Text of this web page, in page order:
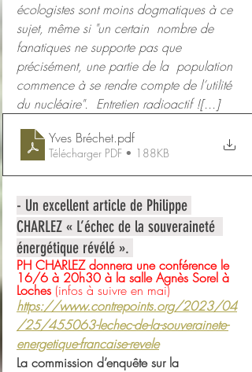
écologistes sont moins dogmatiques à ce
sujet, même si "un certain  nombre de
fanatiques ne supporte pas que
précisément, une partie de la  population
commence à se rendre compte de l’utilité
du nucléaire".  Entretien radioactif ![...]
Yves Bréchet.pdf
Télécharger PDF • 188KB
- Un excellent article de Philippe
CHARLEZ « L’échec de la souveraineté
énergétique révélé ».
PH CHARLEZ donnera une conférence le
16/6 à 20h30 à la salle Agnès Sorel à
Loches (infos à suivre en mai)
https://www.contrepoints.org/2023/04
/25/455063-lechec-de-la-souverainete-
energetique-francaise-revele
La commission d’enquête sur la